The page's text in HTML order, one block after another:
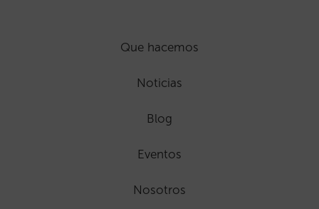
Que hacemos
Noticias
Blog
Eventos
Nosotros